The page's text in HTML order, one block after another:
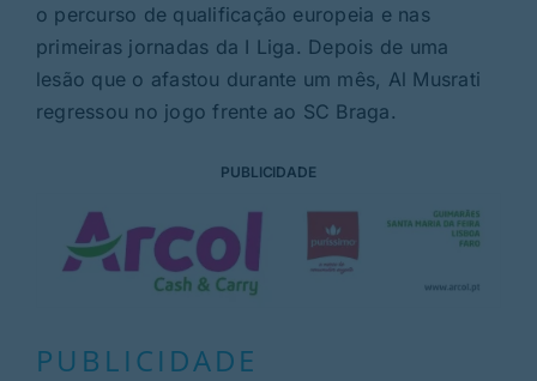
o percurso de qualificação europeia e nas
primeiras jornadas da I Liga. Depois de uma
lesão que o afastou durante um mês, Al Musrati
regressou no jogo frente ao SC Braga.
PUBLICIDADE
PUBLICIDADE